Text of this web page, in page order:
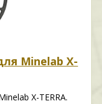
Minelab X-
X-TERRA.